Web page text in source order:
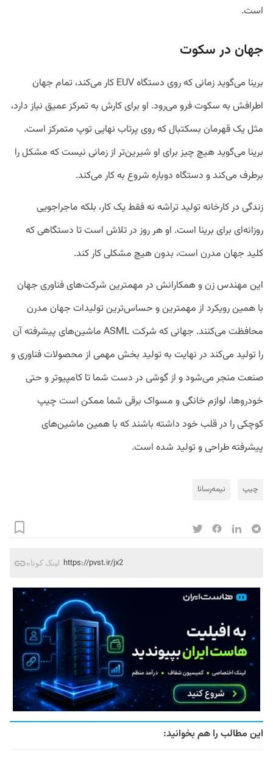
است.
جهان در سکوت
برینا می‌گوید زمانی که روی دستگاه EUV کار می‌کند، تمام جهان
اطرافش به سکوت فرو می‌رود. او برای کارش به تمرکز عمیق نیاز دارد،
مثل یک قهرمان بسکتبال که روی پرتاب نهایی توپ متمرکز است.
برینا می‌گوید هیچ چیز برای او شیرین‌تر از زمانی نیست که مشکل را
برطرف می‌کند و دستگاه دوباره شروع به کار می‌کند.
زندگی در کارخانه تولید تراشه نه فقط یک کار، بلکه ماجراجویی
روزانه‌ای برای برینا است. او هر روز در تلاش است تا دستگاهی که
کلید جهان مدرن است، بدون هیچ مشکلی کار کند.
این مهندس زن و همکارانش در مهمترین شرکت‌های فناوری جهان
با همین رویکرد از مهمترین و حساس‌ترین تولیدات جهان مدرن
محافظت می‌کنند. جهانی که شرکت ASML ماشین‌های پیشرفته آن
را تولید می‌کند در نهایت به تولید بخش مهمی از محصولات فناوری و
صنعت منجر می‌شود و از گوشی در دست شما تا کامپیوتر و حتی
خودرو‌ها، لوازم خانگی و مسواک برقی شما ممکن است چیپ
کوچکی را در قلب خود داشته باشند که با همین ماشین‌های
پیشرفته طراحی و تولید شده است.
چیپ نیمه‌رسانا
لینک کوتاه https://pvst.ir/jx2
این مطالب را هم بخوانید: